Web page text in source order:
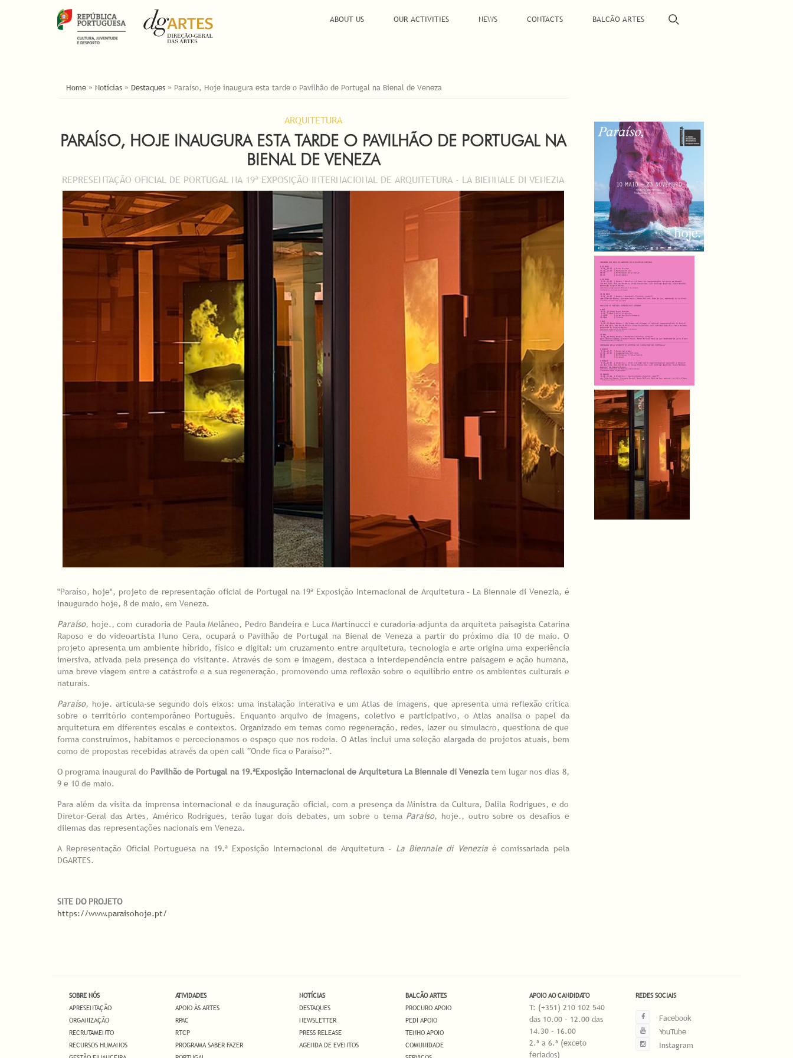
ABOUT US OUR ACTIVITIES NEWS CONTACTS BALCÃO ARTES
YOU ARE HERE
Home » Notícias » Destaques » Paraíso, Hoje inaugura esta tarde o Pavilhão de Portugal na Bienal de Veneza
ARQUITETURA
PARAÍSO, HOJE INAUGURA ESTA TARDE O PAVILHÃO DE PORTUGAL NA
BIENAL DE VENEZA
REPRESENTAÇÃO OFICIAL DE PORTUGAL NA 19ª EXPOSIÇÃO INTERNACIONAL DE ARQUITETURA - LA BIENNALE DI VENEZIA
"Paraíso, hoje", projeto de representação oficial de Portugal na 19ª Exposição Internacional de Arquitetura - La Biennale di Venezia, é
inaugurado hoje, 8 de maio, em Veneza.
Paraíso, hoje., com curadoria de Paula Melâneo, Pedro Bandeira e Luca Martinucci e curadoria-adjunta da arquiteta paisagista Catarina
Raposo e do videoartista Nuno Cera, ocupará o Pavilhão de Portugal na Bienal de Veneza a partir do próximo dia 10 de maio. O
projeto apresenta um ambiente híbrido, físico e digital: um cruzamento entre arquitetura, tecnologia e arte origina uma experiência
imersiva, ativada pela presença do visitante. Através de som e imagem, destaca a interdependência entre paisagem e ação humana,
uma breve viagem entre a catástrofe e a sua regeneração, promovendo uma reflexão sobre o equilíbrio entre os ambientes culturais e
naturais.
Paraíso, hoje. articula-se segundo dois eixos: uma instalação interativa e um Atlas de imagens, que apresenta uma reflexão crítica
sobre o território contemporâneo Português. Enquanto arquivo de imagens, coletivo e participativo, o Atlas analisa o papel da
arquitetura em diferentes escalas e contextos. Organizado em temas como regeneração, redes, lazer ou simulacro, questiona de que
forma construímos, habitamos e percecionamos o espaço que nos rodeia. O Atlas inclui uma seleção alargada de projetos atuais, bem
como de propostas recebidas através da open call “Onde fica o Paraíso?”.
O programa inaugural do Pavilhão de Portugal na 19.ªExposição Internacional de Arquitetura La Biennale di Veneziatem lugar nos dias 8,
9 e 10 de maio.
Para além da visita da imprensa internacional e da inauguração oficial, com a presença da Ministra da Cultura, Dalila Rodrigues, e do
Diretor-Geral das Artes, Américo Rodrigues, terão lugar dois debates, um sobre o tema Paraíso, hoje., outro sobre os desafios e
dilemas das representações nacionais em Veneza.
A Representação Oficial Portuguesa na 19.ª Exposição Internacional de Arquitetura - La Biennale di Veneziaé comissariada pela
DGARTES.
SITE DO PROJETO
https://www.paraisohoje.pt/
SOBRE NÓS
APRESENTAÇÃO
ORGANIZAÇÃO
RECRUTAMENTO
RECURSOS HUMANOS
ATIVIDADES
APOIO ÀS ARTES
RPAC
RTCP
PROGRAMA SABER FAZER
NOTÍCIAS
DESTAQUES
NEWSLETTER
PRESS RELEASE
AGENDA DE EVENTOS
BALCÃO ARTES
PROCURO APOIO
PEDI APOIO
TENHO APOIO
COMUNIDADE
APOIO AO CANDIDATO
T: (+351) 210 102 540
das 10.00 - 12.00 das
14.30 - 16.00
2.ª a 6.ª (exceto
feriados)
REDES SOCIAIS
Facebook
YouTube
Instagram